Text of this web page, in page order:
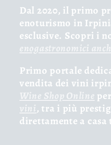
Dal 2020, il primo
enoturismo in
esclusive. Scopri i
enogastronomici
Primo portale
vendita dei vini
Wine Shop Online
vini, tra i più
direttamente a casa